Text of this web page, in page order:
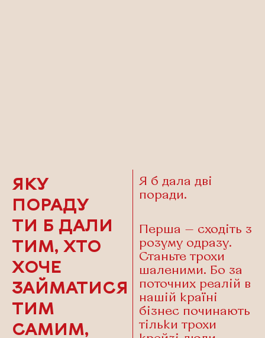
ЯКУ
ПОРАДУ
ТИ Б ДАЛИ
ТИМ, ХТО
ХОЧЕ
ЗАЙМАТИСЯ
ТИМ
САМИМ,
Я б дала дві
поради.
Перша — сходіть з
розуму одразу.
Станьте трохи
шаленими. Бо за
поточних реалій в
нашій країні
бізнес починають
тільки трохи